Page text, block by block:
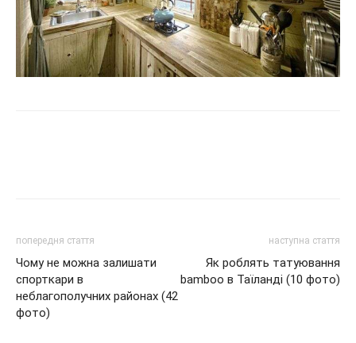
попередня стаття
Чому не можна залишати
спорткари в
неблагополучних районах (42
фото)
наступна стаття
Як роблять татуювання
bamboo в Таїланді (10 фото)